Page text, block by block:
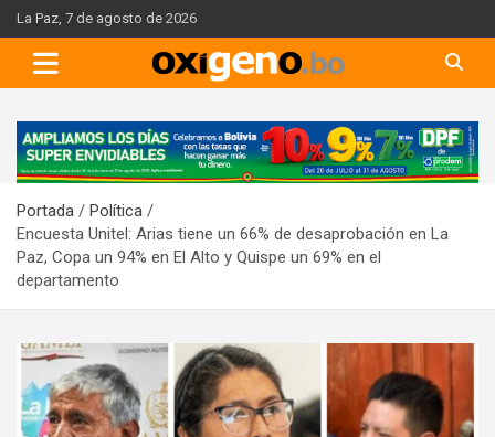
Skip
to
content
La Paz, 7 de agosto de 2026
A
d
e
r
t
i
s
e
m
e
Portada
Política
Encuesta Unitel: Arias tiene un 66% de desaprobación en La
Paz, Copa un 94% en El Alto y Quispe un 69% en el
departamento